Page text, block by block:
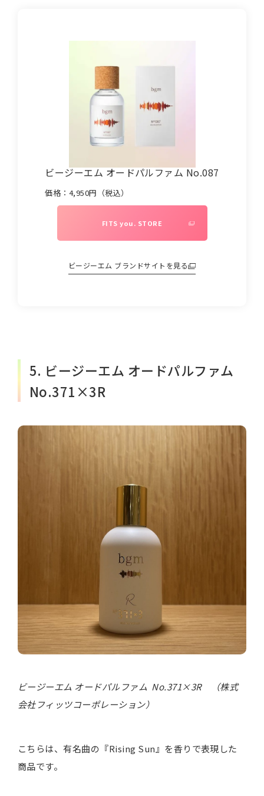
ビージーエム オードパルファム No.087
価格： 4,950円（税込）
FITS you. STORE
ビージーエム ブランドサイトを見る
5. ビージーエム オードパルファム
No.371×3R
ビージーエム オードパルファム No.371×3R （株式
会社フィッツコーポレーション）
こちらは、有名曲の『Rising Sun』を香りで表現した
商品です。